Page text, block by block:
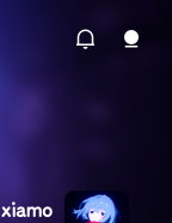
xiamo